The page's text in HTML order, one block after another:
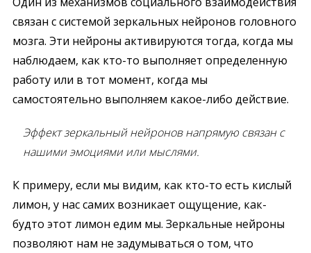
связан с системой зеркальных нейронов головного
мозга. Эти нейроны активируются тогда, когда мы
наблюдаем, как кто-то выполняет определенную
работу или в тот момент, когда мы
самостоятельно выполняем какое-либо действие.
Эффект зеркальный нейронов напрямую связан с
нашими эмоциями или мыслями.
К примеру, если мы видим, как кто-то есть кислый
лимон, у нас самих возникает ощущение, как-
будто этот лимон едим мы. Зеркальные нейроны
позволяют нам не задумываться о том, что